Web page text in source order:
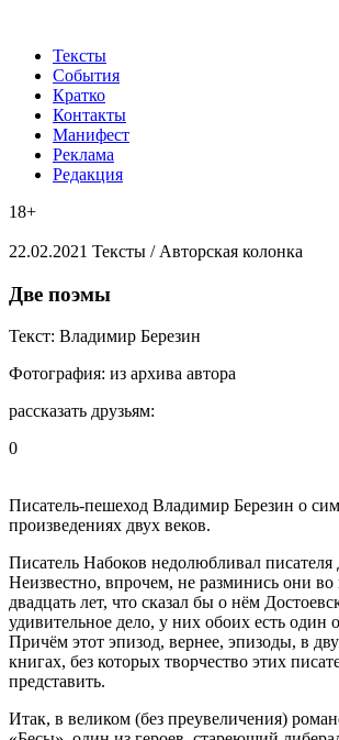
Тексты
События
Кратко
Контакты
Манифест
Реклама
Редакция
18+
22.02.2021 Тексты / Авторская колонка
​Две поэмы
Текст: Владимир Березин
Фотография: из архива автора
рассказать друзьям:
0
Писатель-пешеход Владимир Березин о
произведениях двух веков.
Писатель Набоков недолюбливал писателя
Неизвестно, впрочем, не разминись они
двадцать лет, что сказал бы о нём
удивительное дело, у них обоих есть один
Причём этот эпизод, вернее, эпизоды, в
книгах, без которых творчество этих
представить.
Итак, в великом (без преувеличения)